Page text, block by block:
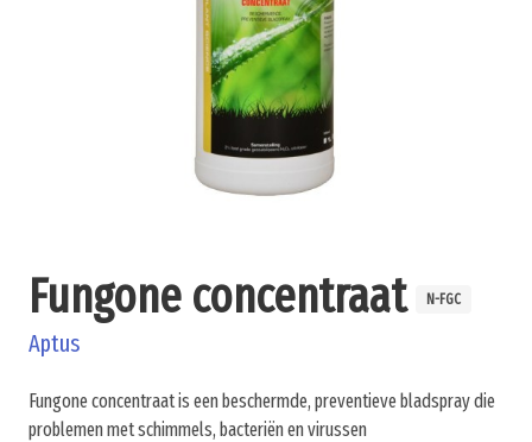
Fungone concentraat N-FGC
Aptus
Fungone concentraat is een beschermde, preventieve bladspray die
problemen met schimmels, bacteriën en virussen